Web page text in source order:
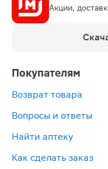
Акции,
Покупателям
Возврат товара
Вопросы и ответы
Найти аптеку
Как сделать заказ